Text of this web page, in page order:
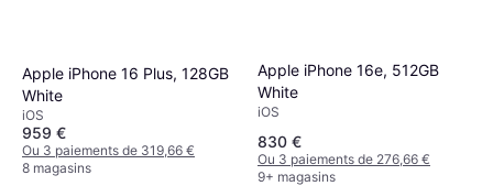
Apple iPhone 16 Plus, 128GB
White
iOS
959 €
Ou 3 paiements de 319,66 €
8 magasins
Apple iPhone 16e, 512GB
White
iOS
830 €
Ou 3 paiements de 276,66 €
9+ magasins